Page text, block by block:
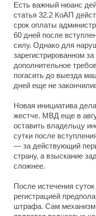
Есть важный нюанс
статья 32.2 КоАП
срок оплаты
60 дней после
силу. Однако для
зарегистрированном
дополнительное
погасить до выезда
дней еще не
Новая инициатива
жестче. МВД еще в
оставить владельцу
сутки после
— за действующий
страну, а взыскание
сложнее.
После истечения
регистрацией
штрафа. Сам